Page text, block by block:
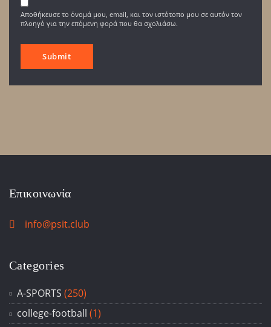
Αποθήκευσε το όνομά μου, email, και τον ιστότοπο μου σε αυτόν τον
πλοηγό για την επόμενη φορά που θα σχολιάσω.
Επικοινωνία
info@psit.club
Categories
A-SPORTS (250)
college-football (1)